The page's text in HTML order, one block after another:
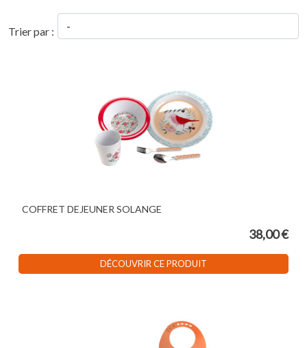
Trier par :
COFFRET DEJEUNER SOLANGE
38,00 €
DÉCOUVRIR CE PRODUIT